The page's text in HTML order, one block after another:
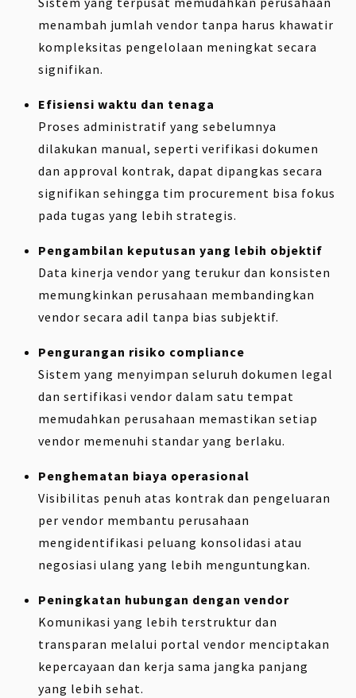
menambah jumlah vendor tanpa harus khawatir
kompleksitas pengelolaan meningkat secara
signifikan.
Efisiensi waktu dan tenaga
Proses administratif yang sebelumnya
dilakukan manual, seperti verifikasi dokumen
dan approval kontrak, dapat dipangkas secara
signifikan sehingga tim procurement bisa fokus
pada tugas yang lebih strategis.
Pengambilan keputusan yang lebih objektif
Data kinerja vendor yang terukur dan konsisten
memungkinkan perusahaan membandingkan
vendor secara adil tanpa bias subjektif.
Pengurangan risiko compliance
Sistem yang menyimpan seluruh dokumen legal
dan sertifikasi vendor dalam satu tempat
memudahkan perusahaan memastikan setiap
vendor memenuhi standar yang berlaku.
Penghematan biaya operasional
Visibilitas penuh atas kontrak dan pengeluaran
per vendor membantu perusahaan
mengidentifikasi peluang konsolidasi atau
negosiasi ulang yang lebih menguntungkan.
Peningkatan hubungan dengan vendor
Komunikasi yang lebih terstruktur dan
transparan melalui portal vendor menciptakan
kepercayaan dan kerja sama jangka panjang
yang lebih sehat.